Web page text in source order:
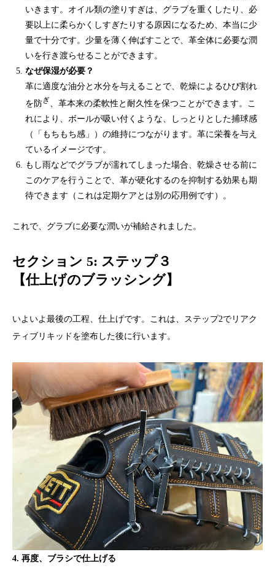
いきます。オイル類の塗りすぎは、グラブを重くしたり、必
要以上に柔らかくしすぎたりする原因になるため、本当に少
量で十分です。少量を薄く伸ばすことで、革全体に必要な潤
いを行き渡らせることができます。
なぜ保湿が必要？
革に適度な油分と水分を与えることで、乾燥によるひび割れ
を防ぎ 、革本来の柔軟性と耐久性を保つことができます。こ
れにより、ボールが吸い付くような、しっとりとした捕球感
（「もちもち感」）の維持につながります。革に栄養を与え
ているイメージです。
もし雨などでグラブが濡れてしまった場合、乾燥させる前に
このケアを行うことで、革が硬化するのを抑制する効果も期
待できます（これは定期ケアとは別の応用例です）。
これで、グラブに必要な潤いが補給されました。
セクション 5: ステップ３
【仕上げのブラッシング】
いよいよ最後の工程、仕上げです。これは、ステップ2でリアク
ティブリキッドを塗布した後に行います。
4. 再度、ブラシで仕上げる